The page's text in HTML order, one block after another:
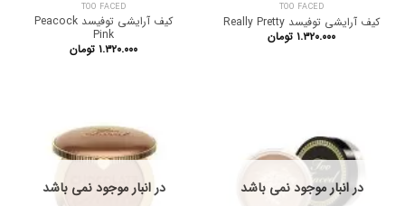
TOO FACED
کیف آرایشی توفیسد Really Pretty
۱.۳۲۰.۰۰۰ تومان
TOO FACED
کیف آرایشی توفیسد Peacock
Pink
۱.۳۲۰.۰۰۰ تومان
در انبار موجود نمی باشد در انبار موجود نمی باشد